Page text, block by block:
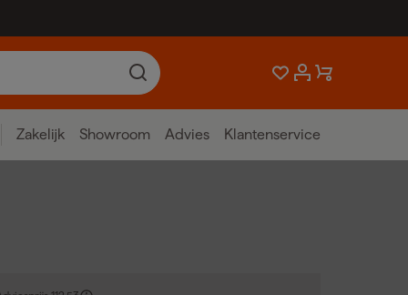
Zakelijk Showroom Advies Klantenservice